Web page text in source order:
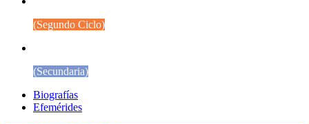
(Segundo Ciclo)
(Secundaria)
Biografías
Efemérides